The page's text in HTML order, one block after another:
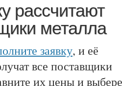
рассчитают
металла
заявку, и её
все поставщики
их цены и